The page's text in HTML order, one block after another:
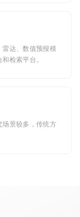
雷达、数值预报模
检索平台。
场景较多，传统方